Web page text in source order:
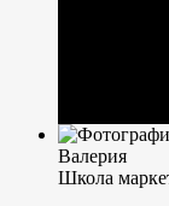
Валерия
Школа